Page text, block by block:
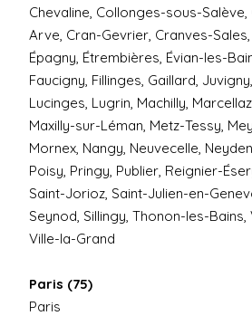
Chevaline, Collonges-sous-
Arve, Cran-Gevrier, Cranves-
Épagny, Étrembières, Évian-les-
Faucigny, Fillinges, Gaillard,
Lucinges, Lugrin, Machilly,
Maxilly-sur-Léman, Metz-Tessy,
Mornex, Nangy, Neuvecelle,
Poisy, Pringy, Publier, Reignier-
Saint-Jorioz, Saint-Julien-en-
Seynod, Sillingy, Thonon-les-
Ville-la-Grand
Paris (75)
Paris